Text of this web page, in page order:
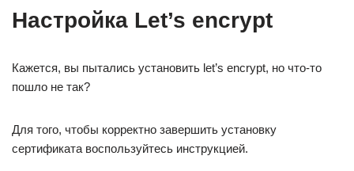
Настройка Let’s encrypt
Кажется, вы пытались установить let’s encrypt, но что-то
пошло не так?
Для того, чтобы корректно завершить установку
сертификата воспользуйтесь инструкцией.